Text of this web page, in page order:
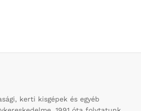
kerti kisgépek és egyéb